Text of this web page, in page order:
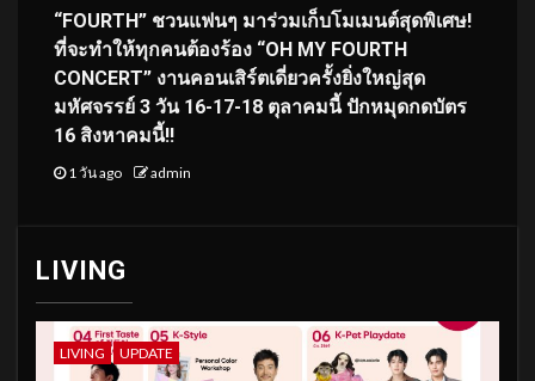
“FOURTH” ชวนแฟนๆ มาร่วมเก็บโมเมนต์สุดพิเศษ!
ที่จะทำให้ทุกคนต้องร้อง “OH MY FOURTH
CONCERT” งานคอนเสิร์ตเดี่ยวครั้งยิ่งใหญ่สุด
มหัศจรรย์ 3 วัน 16-17-18 ตุลาคมนี้ ปักหมุดกดบัตร
16 สิงหาคมนี้!!
1 วัน ago admin
LIVING
LIVING UPDATE